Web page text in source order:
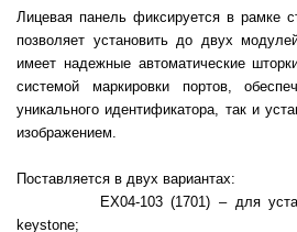
Лицевая панель фиксируется в рамке
позволяет установить до двух
имеет надежные автоматические
системой маркировки портов,
уникального идентификатора, так и
изображением.
Поставляется в двух вариантах:
EX04-103 (1701) – для
keystone;